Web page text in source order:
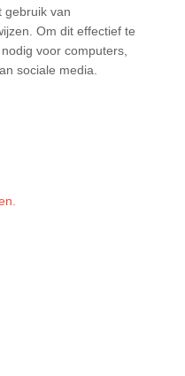
gebruik van
Om dit effectief te
voor computers,
sociale media.